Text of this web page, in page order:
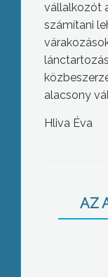
vállalkozót
számítani
alacsony
Hliva Éva
AZ